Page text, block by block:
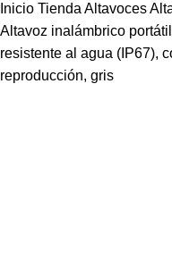
Inicio Tienda Altavoces
Altavoz inalámbrico
resistente al agua (IP67),
reproducción, gris